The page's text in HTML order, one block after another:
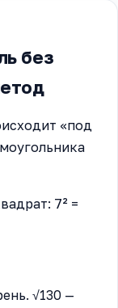
без
«под
7² =
√130 —